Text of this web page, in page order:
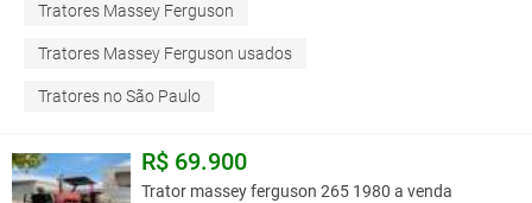
Tratores Massey Ferguson
Tratores Massey Ferguson usados
Tratores no São Paulo
R$ 69.900
Trator massey ferguson 265 1980 a venda